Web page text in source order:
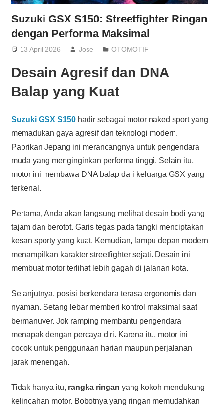
Suzuki GSX S150: Streetfighter Ringan
dengan Performa Maksimal
13 April 2026 Jose OTOMOTIF
Desain Agresif dan DNA
Balap yang Kuat
Suzuki GSX S150hadir sebagai motor naked sport yang
memadukan gaya agresif dan teknologi modern.
Pabrikan Jepang ini merancangnya untuk pengendara
muda yang menginginkan performa tinggi. Selain itu,
motor ini membawa DNA balap dari keluarga GSX yang
terkenal.
Pertama, Anda akan langsung melihat desain bodi yang
tajam dan berotot. Garis tegas pada tangki menciptakan
kesan sporty yang kuat. Kemudian, lampu depan modern
menampilkan karakter streetfighter sejati. Desain ini
membuat motor terlihat lebih gagah di jalanan kota.
Selanjutnya, posisi berkendara terasa ergonomis dan
nyaman. Setang lebar memberi kontrol maksimal saat
bermanuver. Jok ramping membantu pengendara
menapak dengan percaya diri. Karena itu, motor ini
cocok untuk penggunaan harian maupun perjalanan
jarak menengah.
Tidak hanya itu, rangka ringan yang kokoh mendukung
kelincahan motor. Bobotnya yang ringan memudahkan